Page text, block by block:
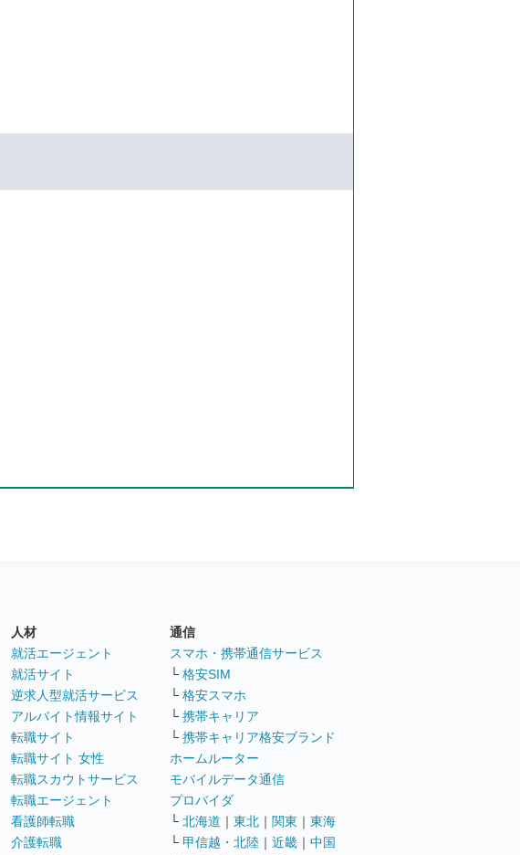
人材
就活エージェント
就活サイト
逆求人型就活サービス
アルバイト情報サイト
転職サイト
転職サイト 女性
転職スカウトサービス
転職エージェント
看護師転職
介護転職
通信
スマホ・携帯通信サービス
└ 格安SIM
└ 格安スマホ
└ 携帯キャリア
└ 携帯キャリア格安ブランド
ホームルーター
モバイルデータ通信
プロバイダ
└ 北海道 ｜ 東北 ｜ 関東 ｜ 東海
└ 甲信越・北陸 ｜ 近畿 ｜ 中国